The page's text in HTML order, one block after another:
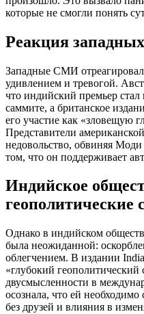
которые не смогли понять
Реакция
Западные СМИ
удивлением и тревогой.
что индийский премьер
саммите, а британское
его участие как «зловещую
Представители
недовольство, обвиняя
том, что он поддерживает
Индийское
геополитические
Однако в индийском
была неожиданной:
облегчением. В издании
«глубокий геополитический
двусмысленности в
осознала, что ей необходимо
без друзей и влияния в